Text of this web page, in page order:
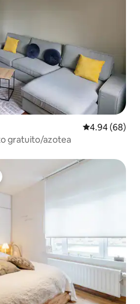
Calificación
4.94 (68)
gratuito/azotea